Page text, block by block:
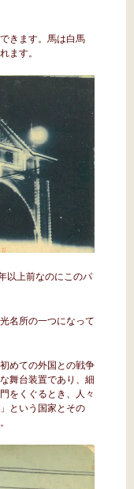
きます。馬は白馬
ます。
以上前なのにこのパ
名所の一つになって
めての外国との戦争
舞台装置であり、細
をくぐるとき、人々
という国家とその